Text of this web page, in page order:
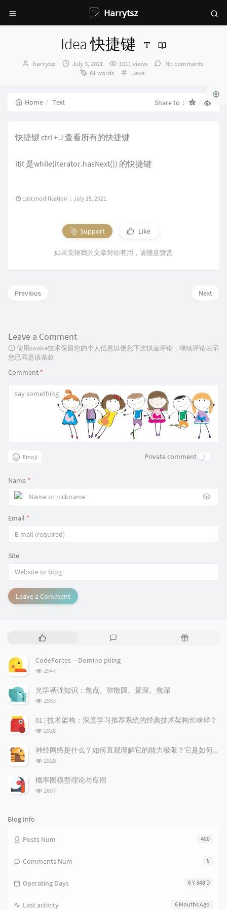
Harrytsz
Idea 快捷键
Author：
harrytsz
发
July 3, 2021 1011 views
No comments
61 words
Categories：
Java
Home Text Share to：
快捷键 ctrl + J 查看所有的快捷键
itit 是while(iterator.hasNext()) 的快捷键
Last modification：July 15, 2021
Support Like
如果觉得我的文章对你有用，请随意赞赏
Next
Previous
Leave a Comment
使用cookie技术保留您的个人信息以便您下次快速评论，继续评论表示
您已同意该条款
Comment *
Emoji Private comment
Name *
🎲
Email *
Site
Leave a Comment
P
p
u
a
r
r
t
c
l
s
e
t
m
n
R
t
l
CodeForces -- Domino piling
浏
次
数:
2947
光学基础知识：焦点、弥散圆、景深、焦深
浏
次
数:
2933
01 | 技术架构：深度学习推荐系统的经典技术架构长啥样？
浏
次
数:
2928
神经网络是什么？如何直观理解它的能力极限？它是如何无限逼近真理？
浏
次
数:
2928
概率图模型理论与应用
浏
2697
Blog Info
480
Posts Num
8
Comments Num
6 Y 348 D
Operating Days
6 Mouths Ago
Last activity